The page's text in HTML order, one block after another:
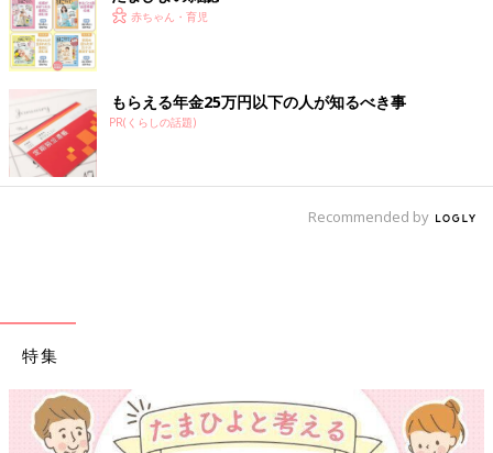
赤ちゃん・育児
もらえる年金25万円以下の人が知るべき事
PR(くらしの話題)
Recommended by
特集